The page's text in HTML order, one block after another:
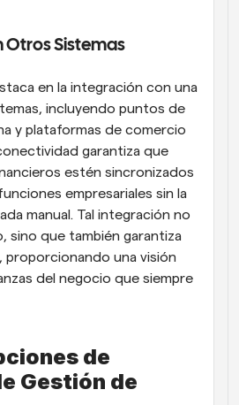
Otros Sistemas
en la integración con una
incluyendo puntos de
y plataformas de comercio
garantiza que
estén sincronizados
empresariales sin la
manual. Tal integración no
sino que también garantiza
una visión
del negocio que siempre
de
Gestión de